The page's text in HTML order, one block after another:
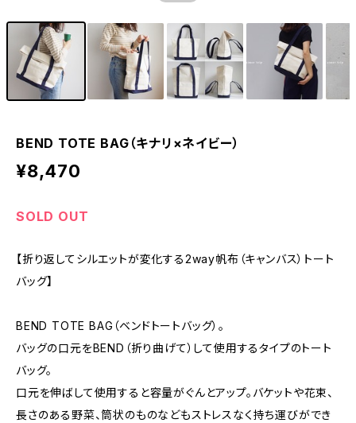
BEND TOTE BAG（キナリ×ネイビー）
¥8,470
SOLD OUT
【折り返してシルエットが変化する2way帆布（キャンバス）トート
バッグ】
BEND TOTE BAG（ベンドトートバッグ）。
バッグの口元をBEND（折り曲げて）して使用するタイプのトート
バッグ。
口元を伸ばして使用すると容量がぐんとアップ。バケットや花束、
長さのある野菜、筒状のものなどもストレスなく持ち運びができ